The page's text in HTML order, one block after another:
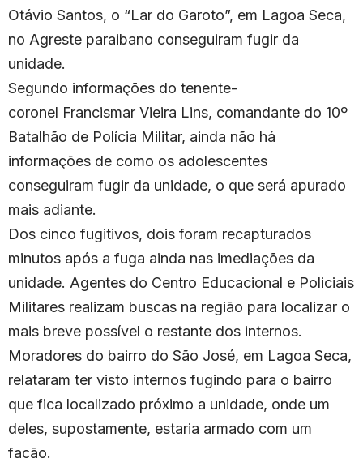
Otávio Santos, o “Lar do Garoto”, em Lagoa Seca,
no Agreste paraibano conseguiram fugir da
unidade.
Segundo informações do tenente-
coronel Francismar Vieira Lins, comandante do 10º
Batalhão de Polícia Militar, ainda não há
informações de como os adolescentes
conseguiram fugir da unidade, o que será apurado
mais adiante.
Dos cinco fugitivos, dois foram recapturados
minutos após a fuga ainda nas imediações da
unidade. Agentes do Centro Educacional e Policiais
Militares realizam buscas na região para localizar o
mais breve possível o restante dos internos.
Moradores do bairro do São José, em Lagoa Seca,
relataram ter visto internos fugindo para o bairro
que fica localizado próximo a unidade, onde um
deles, supostamente, estaria armado com um
facão.